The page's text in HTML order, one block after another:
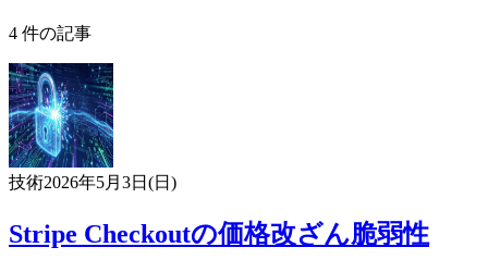
4 件の記事
技術2026年5月3日(日)
Stripe Checkoutの価格改ざん脆弱性